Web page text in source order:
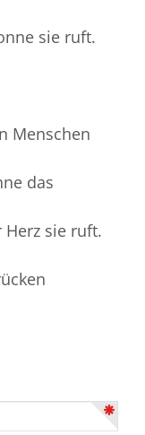
sie ruft.
Menschen
das
sie ruft.